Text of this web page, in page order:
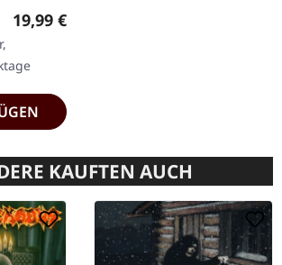
mit
200
Regulärer Preis:
19,99 €
KAUFTEN AUCH